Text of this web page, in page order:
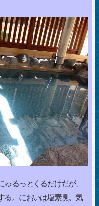
るっとくるだけだが、
る。においは塩素臭。気